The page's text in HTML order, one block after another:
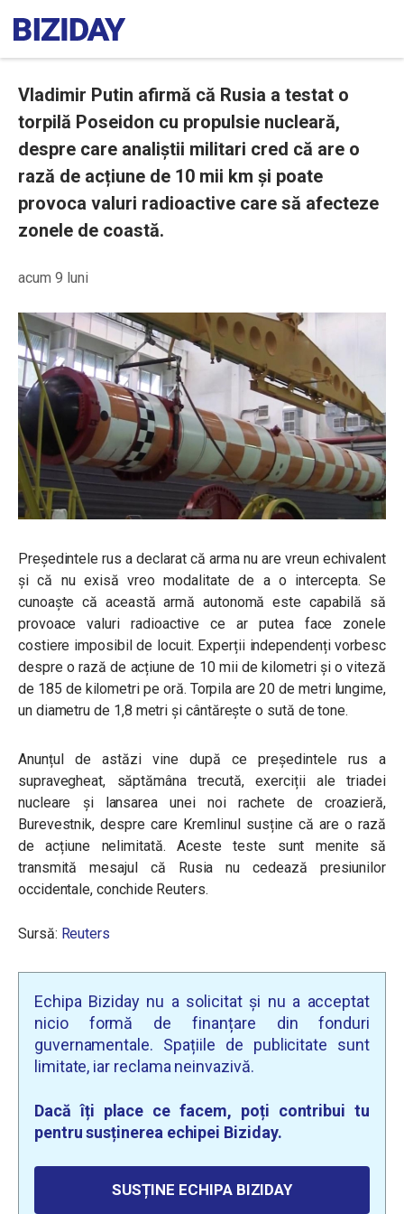
Vladimir Putin afirmă că Rusia a testat o
torpilă Poseidon cu propulsie nucleară,
despre care analiștii militari cred că are o
rază de acțiune de 10 mii km și poate
provoca valuri radioactive care să afecteze
zonele de coastă.
acum 9 luni
Președintele rus a declarat că arma nu are vreun echivalent
și că nu exisă vreo modalitate de a o intercepta. Se
cunoaște că această armă autonomă este capabilă să
provoace valuri radioactive ce ar putea face zonele
costiere imposibil de locuit. Experții independenți vorbesc
despre o rază de acțiune de 10 mii de kilometri și o viteză
de 185 de kilometri pe oră. Torpila are 20 de metri lungime,
un diametru de 1,8 metri și cântărește o sută de tone.
Anunțul de astăzi vine după ce președintele rus a
supravegheat, săptămâna trecută, exerciții ale triadei
nucleare și lansarea unei noi rachete de croazieră,
Burevestnik, despre care Kremlinul susține că are o rază
de acțiune nelimitată. Aceste teste sunt menite să
transmită mesajul că Rusia nu cedează presiunilor
occidentale, conchide Reuters.
Sursă: Reuters
Echipa Biziday nu a solicitat și nu a acceptat
nicio formă de finanțare din fonduri
guvernamentale. Spațiile de publicitate sunt
limitate, iar reclama neinvazivă.
Dacă îți place ce facem, poți contribui tu
pentru susținerea echipei Biziday.
SUSȚINE ECHIPA BIZIDAY